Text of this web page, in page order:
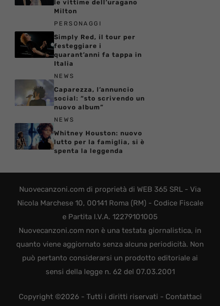
le vittime dell’uragano
Milton
PERSONAGGI
Simply Red, il tour per
festeggiare i
quarant’anni fa tappa in
Italia
NEWS
Caparezza, l’annuncio
social: “sto scrivendo un
nuovo album”
NEWS
Whitney Houston: nuovo
lutto per la famiglia, si è
spenta la leggenda
Nuovecanzoni.com di proprietà di WEB 365 SRL - Via
Nicola Marchese 10, 00141 Roma (RM) - Codice Fiscale
e Partita I.V.A. 12279101005
Nuovecanzoni.com non è una testata giornalistica, in
quanto viene aggiornato senza alcuna periodicità. Non
può pertanto considerarsi un prodotto editoriale ai
sensi della legge n. 62 del 07.03.2001
Copyright ©2026 - Tutti i diritti riservati - Contattaci